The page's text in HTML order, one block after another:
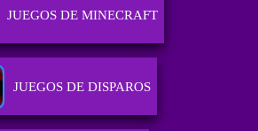
JUEGOS DE MINECRAFT
JUEGOS DE DISPAROS